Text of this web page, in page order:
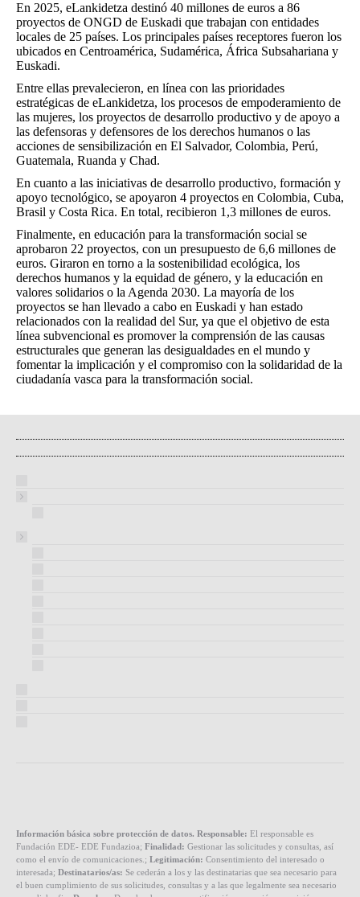
En 2025, eLankidetza destinó 40 millones de euros a 86
proyectos de ONGD de Euskadi que trabajan con entidades
locales de 25 países. Los principales países receptores fueron los
ubicados en Centroamérica, Sudamérica, África Subsahariana y
Euskadi.
Entre ellas prevalecieron, en línea con las prioridades
estratégicas de eLankidetza, los procesos de empoderamiento de
las mujeres, los proyectos de desarrollo productivo y de apoyo a
las defensoras y defensores de los derechos humanos o las
acciones de sensibilización en El Salvador, Colombia, Perú,
Guatemala, Ruanda y Chad.
En cuanto a las iniciativas de desarrollo productivo, formación y
apoyo tecnológico, se apoyaron 4 proyectos en Colombia, Cuba,
Brasil y Costa Rica. En total, recibieron 1,3 millones de euros.
Finalmente, en educación para la transformación social se
aprobaron 22 proyectos, con un presupuesto de 6,6 millones de
euros. Giraron en torno a la sostenibilidad ecológica, los
derechos humanos y la equidad de género, y la educación en
valores solidarios o la Agenda 2030. La mayoría de los
proyectos se han llevado a cabo en Euskadi y han estado
relacionados con la realidad del Sur, ya que el objetivo de esta
línea subvencional es promover la comprensión de las causas
estructurales que generan las desigualdades en el mundo y
fomentar la implicación y el compromiso con la solidaridad de la
ciudadanía vasca para la transformación social.
Información básica sobre protección de datos. Responsable: El responsable es
Fundación EDE- EDE Fundazioa; Finalidad: Gestionar las solicitudes y consultas, así
como el envío de comunicaciones.; Legitimación: Consentimiento del interesado o
interesada; Destinatarios/as: Se cederán a los y las destinatarias que sea necesario para
el buen cumplimiento de sus solicitudes, consultas y a las que legalmente sea necesario